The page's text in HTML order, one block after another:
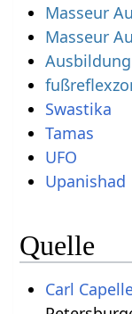
Masseur
Masseur
Swastika
Tamas
UFO
Upanishad
Quelle
Carl